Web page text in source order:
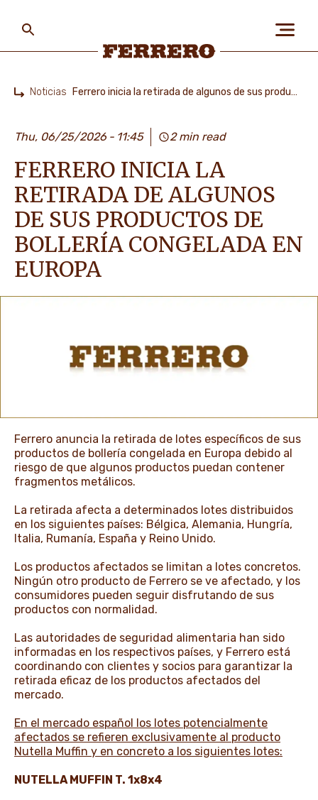
LAS PERSONAS Y EL
PLANETA
NUESTRAS MARCAS
NOTICIAS Y HISTORIAS
main
content
Noticias Ferrero inicia la retirada de algunos de sus productos de bollería congelada en Europa
Thu, 06/25/2026 11:45 2 min read
FERRERO INICIA LA
RETIRADA DE ALGUNOS
DE SUS PRODUCTOS DE
BOLLERÍA CONGELADA EN
EUROPA
Ferrero anuncia la retirada de lotes específicos de sus
productos de bollería congelada en Europa debido al
riesgo de que algunos productos puedan contener
fragmentos metálicos.
La retirada afecta a determinados lotes distribuidos
en los siguientes países: Bélgica, Alemania, Hungría,
Italia, Rumanía, España y Reino Unido.
Los productos afectados se limitan a lotes concretos.
Ningún otro producto de Ferrero se ve afectado, y los
consumidores pueden seguir disfrutando de sus
productos con normalidad.
Las autoridades de seguridad alimentaria han sido
informadas en los respectivos países, y Ferrero está
coordinando con clientes y socios para garantizar la
retirada eficaz de los productos afectados del
mercado.
En el mercado español los lotes potencialmente
afectados se refieren exclusivamente al producto
Nutella Muffin y en concreto a los siguientes lotes:
NUTELLA MUFFIN T. 1x8x4